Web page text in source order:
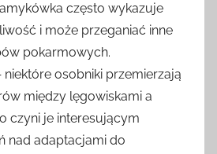
często wykazuje
i może przeganiać inne
pokarmowych.
osobniki przemierzają
między lęgowiskami a
czyni je interesującym
nad adaptacjami do